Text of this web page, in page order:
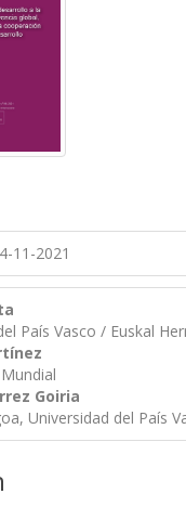
11-2021
País Vasco / Euskal
Goiria
Universidad del País